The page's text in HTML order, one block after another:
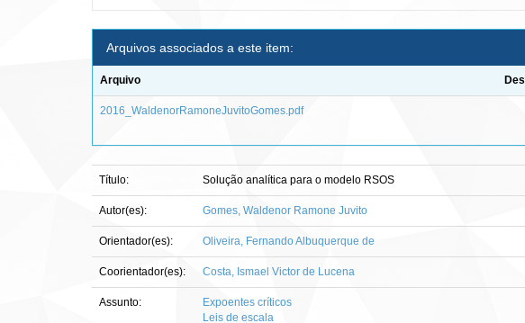
Arquivos associados a este item:
Arquivo
2016_WaldenorRamoneJuvitoGomes.pdf
Título: Solução analítica para o modelo RSOS
Autor(es): Gomes, Waldenor Ramone Juvito
Orientador(es): Oliveira, Fernando Albuquerque de
Coorientador(es): Costa, Ismael Victor de Lucena
Assunto:
Expoentes críticos
Leis de escala